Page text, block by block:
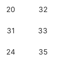
20 32
31 33
24 35